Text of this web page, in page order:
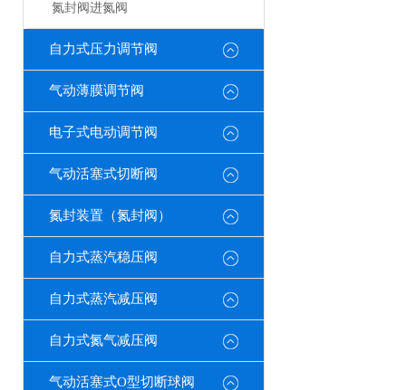
氮封阀进氮阀
自力式压力调节阀
气动薄膜调节阀
电子式电动调节阀
气动活塞式切断阀
氮封装置（氮封阀）
自力式蒸汽稳压阀
自力式蒸汽减压阀
自力式氮气减压阀
气动活塞式O型切断球阀